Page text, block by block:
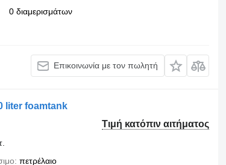
0 διαμερισμάτων
Επικοινωνία με τον πωλητή
liter foamtank
Τιμή κατόπιν αιτήματος
πετρέλαιο